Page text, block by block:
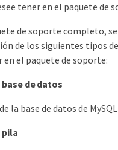
tener en el paquete de
de soporte completo,
de los siguientes tipos
en el paquete de soporte:
de datos
la base de datos de
pila